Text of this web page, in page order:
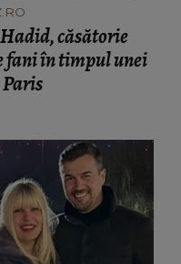
căsătorie
fani în timpul unei